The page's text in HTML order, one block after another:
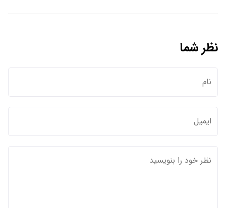
نظر شما